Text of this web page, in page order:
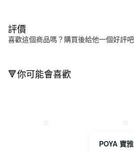
評價
喜歡這個商品嗎？購買後給他一個好評吧
🔻你可能會喜歡
POYA 寶雅